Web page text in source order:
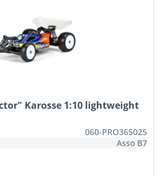
Karosse 1:10 lightweight
060-PRO365025
Asso B7